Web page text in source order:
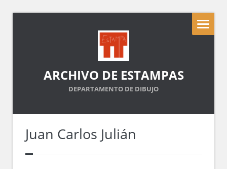
ARCHIVO DE ESTAMPAS
DEPARTAMENTO DE DIBUJO
Juan Carlos Julián